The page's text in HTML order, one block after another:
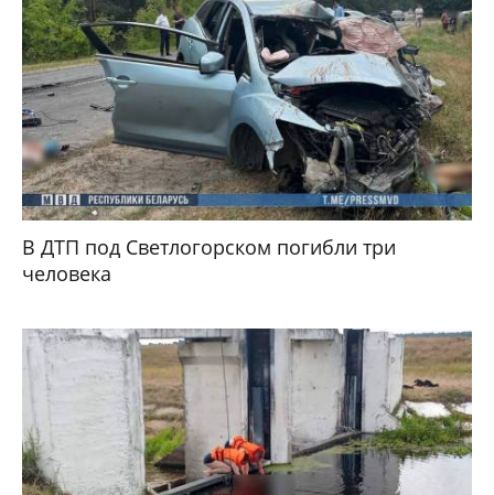
В ДТП под Светлогорском погибли три
человека